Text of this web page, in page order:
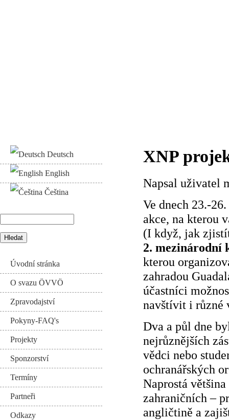
Deutsch
English
Čeština
Vyhledávání
Úvodní stránka
O svazu ÖVVÖ
Zpravodajství
Pokyny-FAQ's
Projekty
Sponzorství
Termíny
Partneři
Odkazy
XNP
Napsal uživatel
Ve dnech 23.-
akce, na kterou
(I když, jak
2. mezinárodní
kterou
zahradou
účastníci
navštívit i různé
Dva a půl dne
nejrůznějších
vědci nebo
ochranářských
Naprostá
zahraničních –
angličtině a